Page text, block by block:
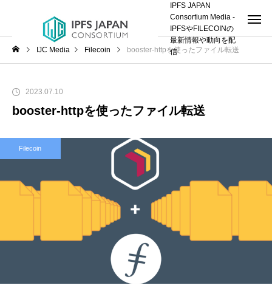
IPFS JAPAN
Consortium Media -
IPFSやFILECOINの
最新情報や動向を配
信
IJC Media Filecoin booster-httpを使ったファイル転送
2023.07.10
booster-httpを使ったファイル転送
Filecoin